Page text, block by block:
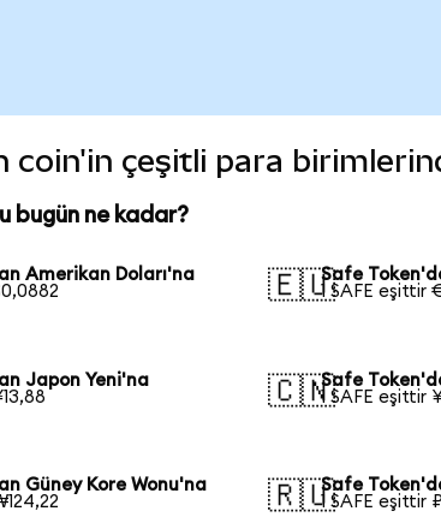
coin'in çeşitli para
bugün ne kadar?
Amerikan Doları'na
🇪🇺Safe
1 SAFE eşittir
Japon Yeni'na
🇨🇳Safe
1 SAFE eşittir
Güney Kore Wonu'na
🇷🇺Safe
1 SAFE eşittir